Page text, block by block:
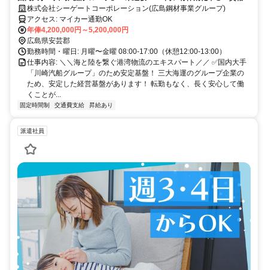
得支援制度でキャリアアップも！
株式会社シーゲートコーポレーション(広島鋼材事業グループ)
アクセス: マイカー通勤OK
年俸4,200,000円～5,200,000円
広島県安芸郡
勤務時間・曜日: 月曜〜金曜 08:00-17:00（休憩12:00-13:00）
仕事内容: ＼＼海と陸を繋ぐ港湾物流のエキスパート／／ ✅国内大手
「川崎汽船グループ」のため安定基盤！ 三大海運のグループ企業の
ため、安定した経営基盤があります！ 転勤もなく、長く安心して働
くことが...
固定時間制 交通費支給 昇給あり
派遣社員